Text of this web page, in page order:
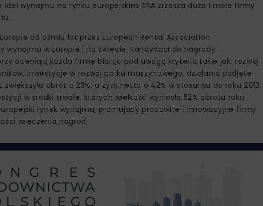
wynajmu na rynku europejskim. ERA zrzesza duże i małe firmy
od ośmiu lat przez European Rental Association
w Europie i na świecie. Kandydaci do nagrody
oceniają każdą firmę biorąc pod uwagą kryteria takie jak: rozwój
inwestycje w rozwój parku maszynowego, działania podjęte
zwiększyła obrót o 23%, a zysk netto o 42% w stosunku do roku 2013.
w środki trwałe, których wielkość wyniosła 52% obrotu roku
rynek wynajmu, promujący pracowite i innowacyjne firmy
wręczenia nagród.